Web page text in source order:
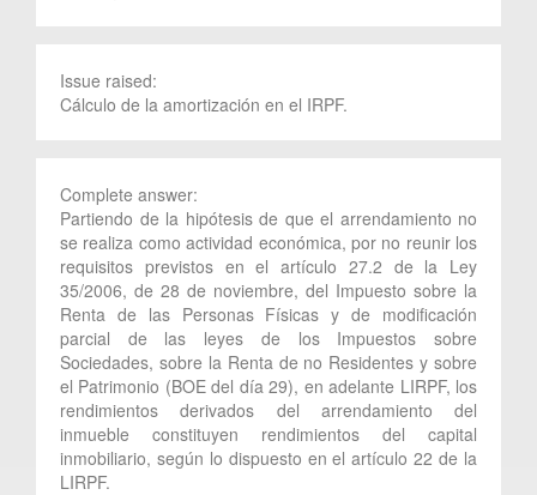
Issue raised:
Cálculo de la amortización en el IRPF.
Complete answer:
Partiendo de la hipótesis de que el arrendamiento no
se realiza como actividad económica, por no reunir los
requisitos previstos en el artículo 27.2 de la Ley
35/2006, de 28 de noviembre, del Impuesto sobre la
Renta de las Personas Físicas y de modificación
parcial de las leyes de los Impuestos sobre
Sociedades, sobre la Renta de no Residentes y sobre
el Patrimonio (BOE del día 29), en adelante LIRPF, los
rendimientos derivados del arrendamiento del
inmueble constituyen rendimientos del capital
inmobiliario, según lo dispuesto en el artículo 22 de la
LIRPF.